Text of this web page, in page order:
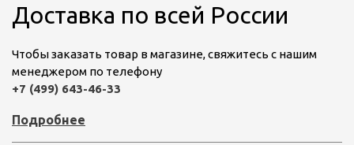
Доставка по всей России
Чтобы заказать товар в магазине, свяжитесь с нашим
менеджером по телефону
+7 (499) 643-46-33
Подробнее